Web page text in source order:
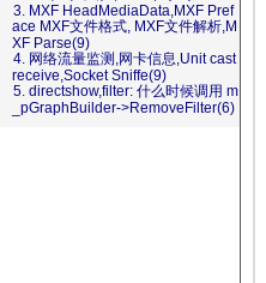
3. MXF HeadMediaData,MXF Pref
ace MXF文件格式, MXF文件解析,M
XF Parse(9)
4. 网络流量监测,网卡信息,Unit cast
receive,Socket Sniffe(9)
5. directshow,filter: 什么时候调用 m
_pGraphBuilder->RemoveFilter(6)